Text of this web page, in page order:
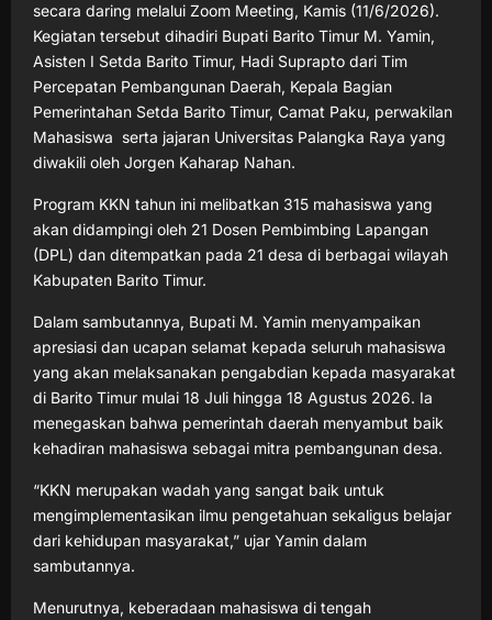
secara daring melalui Zoom Meeting, Kamis (11/6/2026).
Kegiatan tersebut dihadiri Bupati Barito Timur M. Yamin,
Asisten I Setda Barito Timur, Hadi Suprapto dari Tim
Percepatan Pembangunan Daerah, Kepala Bagian
Pemerintahan Setda Barito Timur, Camat Paku, perwakilan
Mahasiswa serta jajaran Universitas Palangka Raya yang
diwakili oleh Jorgen Kaharap Nahan.
Program KKN tahun ini melibatkan 315 mahasiswa yang
akan didampingi oleh 21 Dosen Pembimbing Lapangan
(DPL) dan ditempatkan pada 21 desa di berbagai wilayah
Kabupaten Barito Timur.
Dalam sambutannya, Bupati M. Yamin menyampaikan
apresiasi dan ucapan selamat kepada seluruh mahasiswa
yang akan melaksanakan pengabdian kepada masyarakat
di Barito Timur mulai 18 Juli hingga 18 Agustus 2026. Ia
menegaskan bahwa pemerintah daerah menyambut baik
kehadiran mahasiswa sebagai mitra pembangunan desa.
“KKN merupakan wadah yang sangat baik untuk
mengimplementasikan ilmu pengetahuan sekaligus belajar
dari kehidupan masyarakat,” ujar Yamin dalam
sambutannya.
Menurutnya, keberadaan mahasiswa di tengah